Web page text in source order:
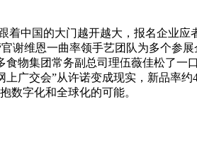
中国的大门越开越大，报名企业
谢维恩一曲率领手艺团队为多个参
物集团常务副总司理伍薇佳松了
广交会”从许诺变成现实，新品率
数字化和全球化的可能。